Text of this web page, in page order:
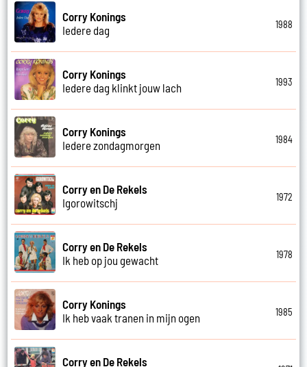
Corry Konings
Iedere dag
1988
Corry Konings
Iedere dag klinkt jouw lach
1993
Corry Konings
Iedere zondagmorgen
1984
Corry en De Rekels
Igorowitschj
1972
Corry en De Rekels
Ik heb op jou gewacht
1978
Corry Konings
Ik heb vaak tranen in mijn ogen
1985
Corry en De Rekels